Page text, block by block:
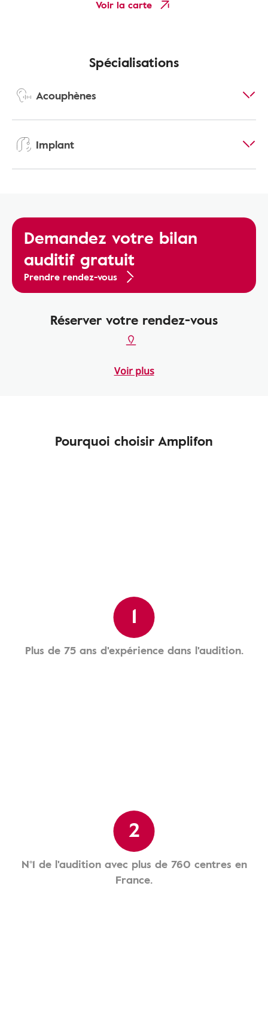
Voir la carte
Spécialisations
Acouphènes
Implant
Demandez votre bilan
auditif gratuit
Prendre rendez-vous
Réserver votre rendez-vous
Voir plus
Pourquoi choisir Amplifon
1
Plus de 75 ans d'expérience dans l'audition.
2
N°1 de l'audition avec plus de 760 centres en
France.